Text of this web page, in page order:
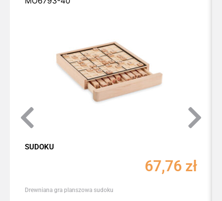
SUDOKU
67,76 zł
Drewniana gra planszowa sudoku